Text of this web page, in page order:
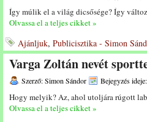
Így múlik el a világ dicsősége? Így
Olvassa el a teljes cikket »
Ajánljuk, Publicisztika - Simon
Varga Zoltán nevét
Szerző: Simon Sándor Bejegyzés
Hogy melyik? Az, ahol utoljára rúgott
Olvassa el a teljes cikket »